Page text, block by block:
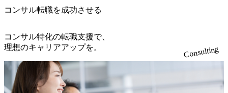
ルティング領域)から参画いただきます。 課題選定から顧客
だきます。 アジャイル開発を通じて顧客の要望や提案を柔
軟に取り入れながら改善サイクルを回すため、ご自身の提
案がサービスに直接反映されやすく、高い貢献度を実感で
きます。 ● 勤務地 東京都渋谷区渋谷3丁目6-7 渋谷金王タワ
ー 事業所内禁煙(入居する施設に喫煙専用室あり) ・就業規
則により就業時間内の喫煙を全面的に禁止 ・禁煙サポート
職率も21.8%（2023年12月時点）とフレキシブルな働き方を
③12時開始 2026年8月10日(月) 16:00 各回50分程度を想定 オ
ンライン 書類選考通過者
ンサルティング会社となり、今後も成長性が大きくみられ
社時に10日間の間みっちりとコンサルの基礎を支援)を魅力
に感じ、他Big4ではなくアビームを選ぶ方も多数 アビーム
といえばSAPをはじめとしたシステム、とイメージされる
こともあるが実態としては経営戦略策定や新規事業立案な
どのトップラインを上げるための戦略案件も多く存在 特に
外オフィスへのトランスファー制度などが充実している。
東京オフィスに来るグローバルメンバーも多く、グローバ
れており、これまで多くのNPO・NGOなどの非営利団体に
無償でコンサルティングを提供している。 2026年8月29日
(土) の対面Kick-offイベントを皮切りに1か月程度のプログラ
ム ※初回プログラム : 8月29日(土)10:00～13:30 2026年8月12
日(水) 16:00 Bain & Company Tokyoでは、「Tokyo Be Bold Pr
ogram (女性候補者向け選考支援プログラム)」を実施いたし
コンサル転職を成功させる
コンサル特化の転職支援で、
理想のキャリアアップを。
Consulting